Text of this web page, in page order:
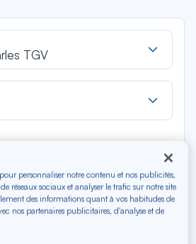
TGV
Vider
personnaliser notre contenu et nos publicités,
réseaux sociaux et analyser le trafic sur notre site
des informations quant à vos habitudes de
nos partenaires publicitaires, d'analyse et de